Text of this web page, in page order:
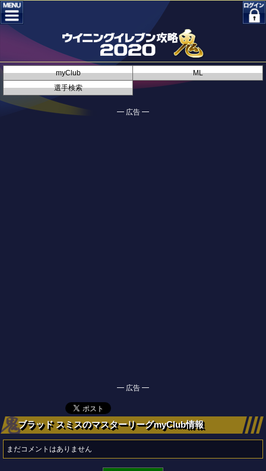
myClub
ML
選手検索
━ 広告 ━
━ 広告 ━
ブラッド スミスのマスターリーグmyClub情報
まだコメントはありません